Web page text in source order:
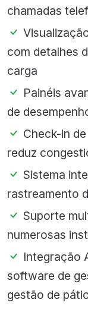
chamadas
com detalhes
carga
Painéis
de
Check-in
reduz
Sistema
rastreamento
Suporte
numerosas
Integração
software de
gestão de